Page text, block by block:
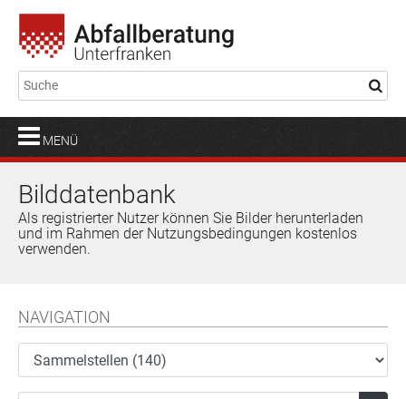
MENÜ
Bilddatenbank
Als registrierter Nutzer können Sie Bilder herunterladen
und im Rahmen der Nutzungsbedingungen kostenlos
verwenden.
NAVIGATION